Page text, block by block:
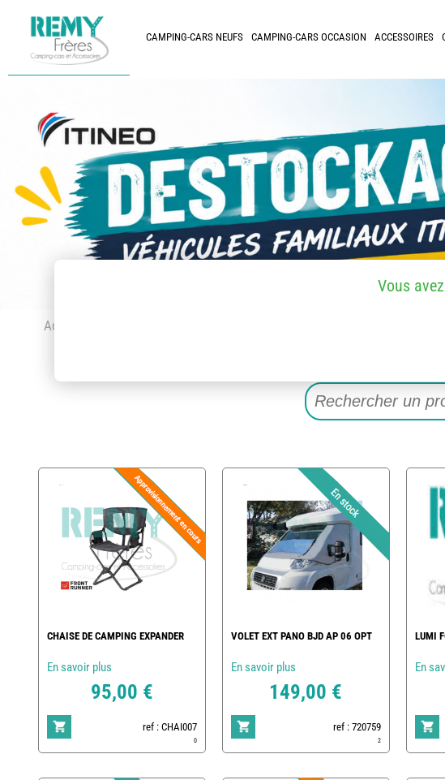
CAMPING-CARS NEUFS CAMPING-CARS OCCASION ACCESSOIRES
Accueil
Vous
CHAISE DE CAMPING EXPANDER
En savoir plus
95,00 €
ref : CHAI007
0
VOLET EXT PANO BJD AP 06 OPT
En savoir plus
149,00 €
ref : 720759
2
LUMI
En